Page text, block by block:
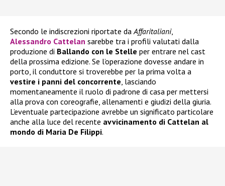
Secondo le indiscrezioni riportate daAffaritaliani,
Alessandro Cattelan sarebbe tra i profili valutati dalla
produzione di Ballando con le Stelle per entrare nel cast
della prossima edizione. Se l’operazione dovesse andare in
porto, il conduttore si troverebbe per la prima volta a
vestire i panni del concorrente, lasciando
momentaneamente il ruolo di padrone di casa per mettersi
alla prova con coreografie, allenamenti e giudizi della giuria.
L’eventuale partecipazione avrebbe un significato particolare
anche alla luce del recente avvicinamento di Cattelan al
mondo di Maria De Filippi.